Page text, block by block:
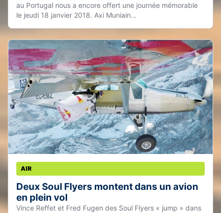
au Portugal nous a encore offert une journée mémorable
le jeudi 18 janvier 2018. Axi Muniain...
AIR
Deux Soul Flyers montent dans un avion
en plein vol
Vince Reffet et Fred Fugen des Soul Flyers « jump » dans